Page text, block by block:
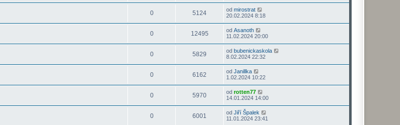
0 5124 od mirostrat
20.02.2024 8:18
0 12495 od Asanoth
11.02.2024 20:00
0 5829 od bubenickaskola
8.02.2024 22:32
0 6162 od Janillka
1.02.2024 10:22
0 5970 od rotten77
14.01.2024 14:00
0 6001 od Jiří Špalek
11.01.2024 23:41